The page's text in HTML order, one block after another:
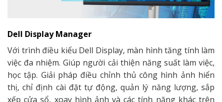
Dell Display Manager
Với trình điều kiểu Dell Display, màn hình tăng tính làm
việc đa nhiệm. Giúp người cải thiện năng suất làm việc,
học tập. Giải pháp điều chỉnh thủ công hình ảnh hiển
thị, chỉ định cài đặt tự động, quản lý năng lượng, sắp
xếp cửa sổ, xoay hình ảnh và các tính năng khác trên